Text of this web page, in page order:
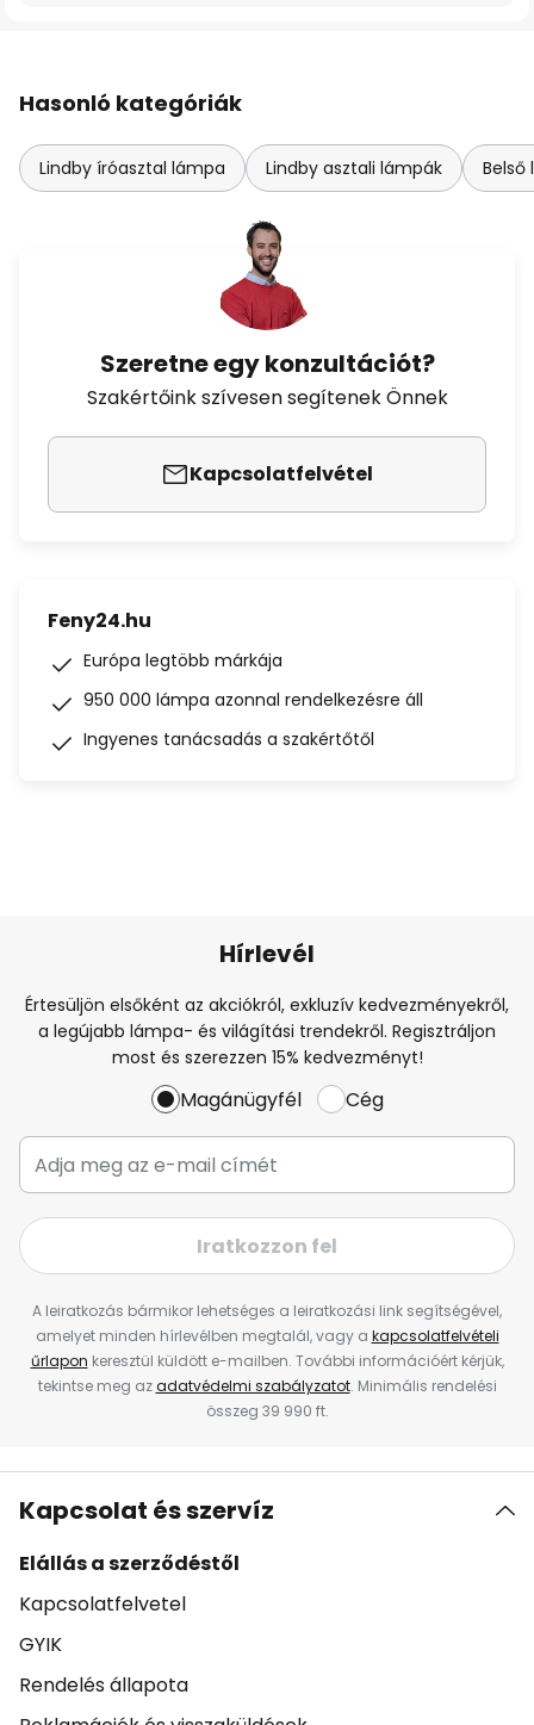
Hasonló kategóriák
Lindby íróasztal lámpa Lindby asztali lámpák Belső
Szeretne egy konzultációt?
Szakértőink szívesen segítenek Önnek
Kapcsolatfelvétel
Feny24.hu
Európa legtöbb márkája
950 000 lámpa azonnal rendelkezésre áll
Ingyenes tanácsadás a szakértőtől
Hírlevél
Értesüljön elsőként az akciókról, exkluzív kedvezményekről,
a legújabb lámpa- és világítási trendekről. Regisztráljon
most és szerezzen 15% kedvezményt!
Magánügyfél Cég
Iratkozzon fel
A leiratkozás bármikor lehetséges a leiratkozási link segítségével,
amelyet minden hírlevélben megtalál, vagy a kapcsolatfelvételi
űrlapon keresztül küldött e-mailben. További információért kérjük,
tekintse meg azadatvédelmi szabályzatot. Minimális rendelési
összeg 39 990 ft.
Kapcsolat és szervíz
Elállás a szerződéstől
Kapcsolatfelvetel
GYIK
Rendelés állapota